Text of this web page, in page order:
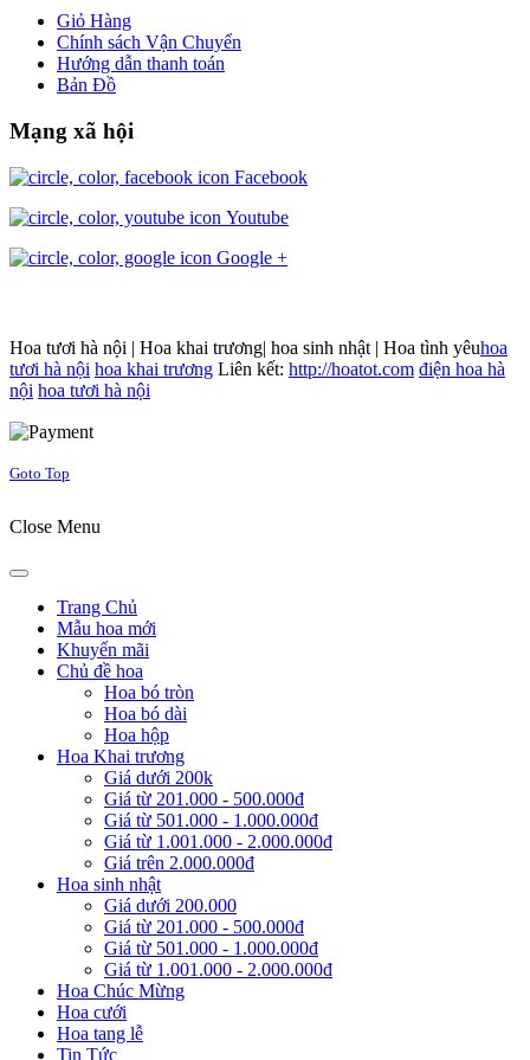
Giỏ Hàng
Chính sách Vận Chuyển
Hướng dẫn thanh toán
Bản Đồ
Mạng xã hội
Facebook
Youtube
Google +
Hoa tươi hà nội | Hoa khai trương| hoa sinh nhật | Hoa tình yêuhoa
tươi hà nội hoa khai trương Liên kết: http://hoatot.com điện hoa hà
nội hoa tươi hà nội
Goto Top
Close Menu
Trang Chủ
Mẫu hoa mới
Khuyến mãi
Chủ đề hoa
Hoa bó tròn
Hoa bó dài
Hoa hộp
Hoa Khai trương
Giá dưới 200k
Giá từ 201.000 - 500.000đ
Giá từ 501.000 - 1.000.000đ
Giá từ 1.001.000 - 2.000.000đ
Giá trên 2.000.000đ
Hoa sinh nhật
Giá dưới 200.000
Giá từ 201.000 - 500.000đ
Giá từ 501.000 - 1.000.000đ
Giá từ 1.001.000 - 2.000.000đ
Hoa Chúc Mừng
Hoa cưới
Hoa tang lễ
Tin Tức